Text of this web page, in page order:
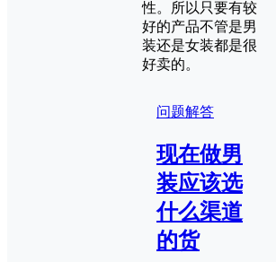
性。所以只要有较
好的产品不管是男
装还是女装都是很
好卖的。
问题解答
现在做男
装应该选
什么渠道
的货